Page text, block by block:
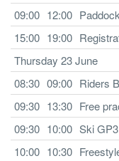
09:00 12:00
15:00 19:00
Thursday 23 June
08:30 09:00 Riders
09:30 13:30 Free
09:30 10:00 Ski GP3
10:00 10:30